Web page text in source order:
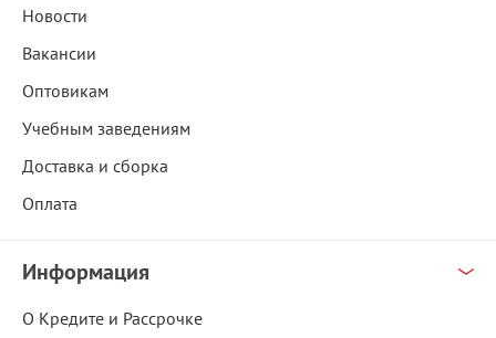
Новости
Вакансии
Оптовикам
Учебным заведениям
Доставка и сборка
Оплата
Информация
О Кредите и Рассрочке